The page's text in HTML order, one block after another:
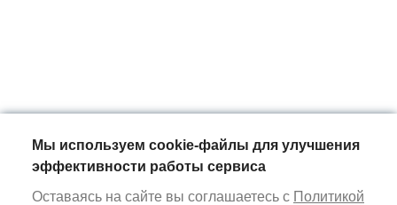
Мы используем cookie-файлы для улучшения
эффективности работы сервиса
Оставаясь на сайте вы соглашаетесь с Политикой